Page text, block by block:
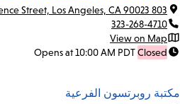
803 Spence Street, Los Angeles, CA 90023
323-268-4710
View on Map
Closed
Opens at 10:00 AM PDT
مكتبة روبرتسون الفرعية